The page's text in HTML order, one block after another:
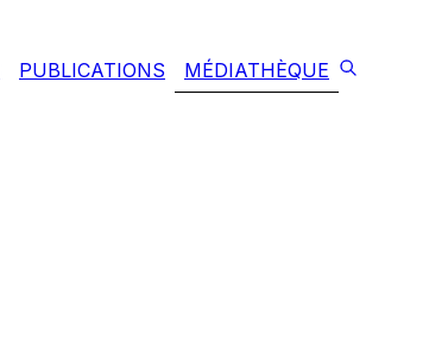
PUBLICATIONS MÉDIATHÈQUE